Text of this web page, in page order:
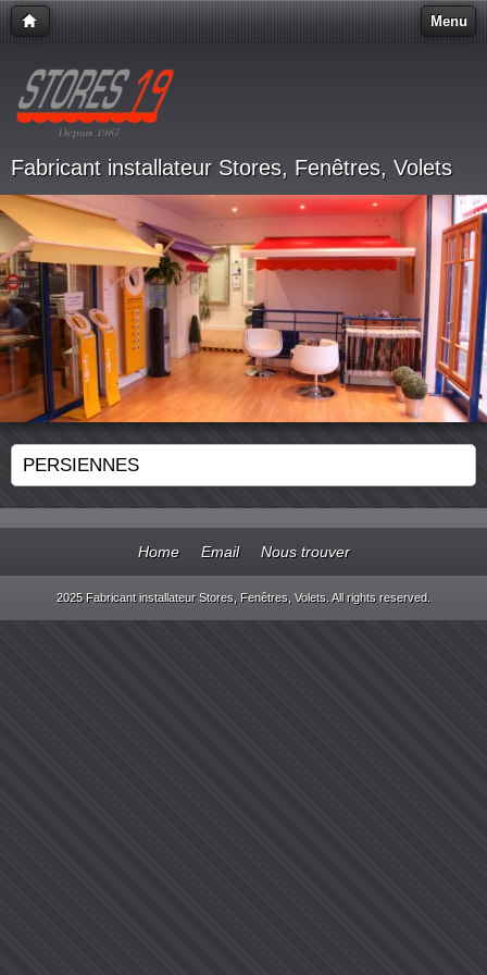
Menu
Fabricant installateur Stores, Fenêtres, Volets
PERSIENNES
Home Email Nous trouver
2025 Fabricant installateur Stores, Fenêtres, Volets. All rights reserved.